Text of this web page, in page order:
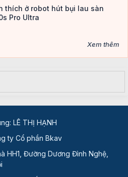
thích ở robot hút bụi lau sàn
Pro Ultra
Xem thêm
LÊ THỊ HẠNH
ty Cổ phần Bkav
HH1, Đường Dương Đình Nghệ,